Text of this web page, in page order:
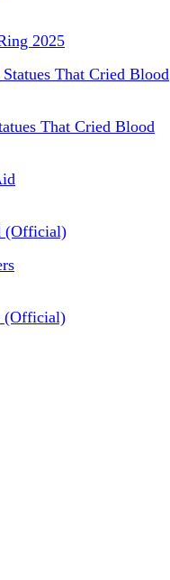
2025
That Cried Blood
(Official)
(Official)